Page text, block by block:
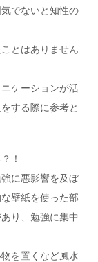
でないと知性の
とはありません
ケーションが活
する際に参考と
！
に悪影響を及ぼ
壁紙を使った部
り、勉強に集中
を置くなど風水